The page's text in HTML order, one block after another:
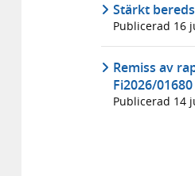
Stärkt
Publicerad 16
Remiss av
Fi2026/01680
Publicerad 14